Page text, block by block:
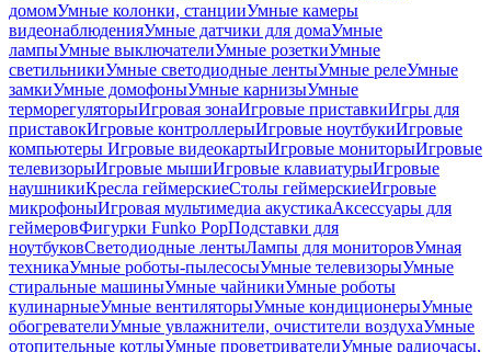
домомУмные колонки, станцииУмные камеры
видеонаблюденияУмные датчики для домаУмные
лампыУмные выключателиУмные розеткиУмные
светильникиУмные светодиодные лентыУмные релеУмные
замкиУмные домофоныУмные карнизыУмные
терморегуляторыИгровая зонаИгровые приставкиИгры для
приставокИгровые контроллерыИгровые ноутбукиИгровые
компьютеры Игровые видеокартыИгровые мониторыИгровые
телевизорыИгровые мышиИгровые клавиатурыИгровые
наушникиКресла геймерскиеСтолы геймерскиеИгровые
микрофоныИгровая мультимедиа акустикаАксессуары для
геймеровФигурки Funko PopПодставки для
ноутбуковСветодиодные лентыЛампы для мониторовУмная
техникаУмные роботы-пылесосыУмные телевизорыУмные
стиральные машиныУмные чайникиУмные роботы
кулинарныеУмные вентиляторыУмные кондиционерыУмные
обогревателиУмные увлажнители, очистители воздухаУмные
отопительные котлыУмные проветривателиУмные радиочасы,